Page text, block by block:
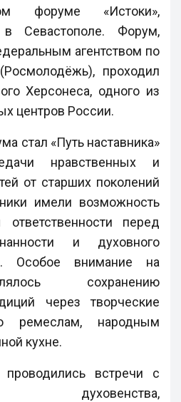
форуме «Истоки»,
Севастополе. Форум,
агентством по
проходил
Херсонеса, одного из
центров России.
стал «Путь наставника»
нравственных и
от старших поколений
имели возможность
перед
и духовного
Особое внимание на
сохранению
через творческие
ремеслам, народным
кухне.
встречи с
духовенства,